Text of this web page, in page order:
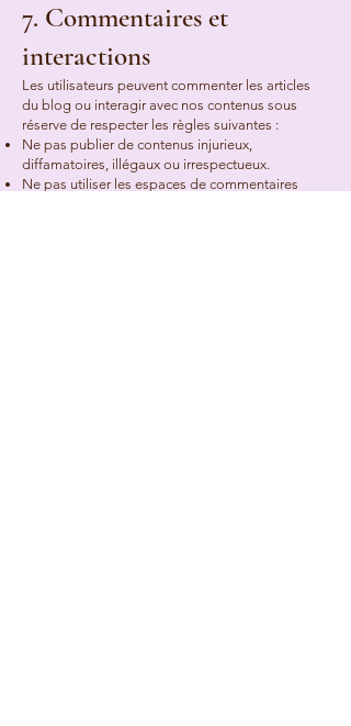
7. Commentaires et
interactions
Les utilisateurs peuvent commenter les articles
du blog ou interagir avec nos contenus sous
réserve de respecter les règles suivantes :
Ne pas publier de contenus injurieux,
diffamatoires, illégaux ou irrespectueux.
Ne pas utiliser les espaces de commentaires